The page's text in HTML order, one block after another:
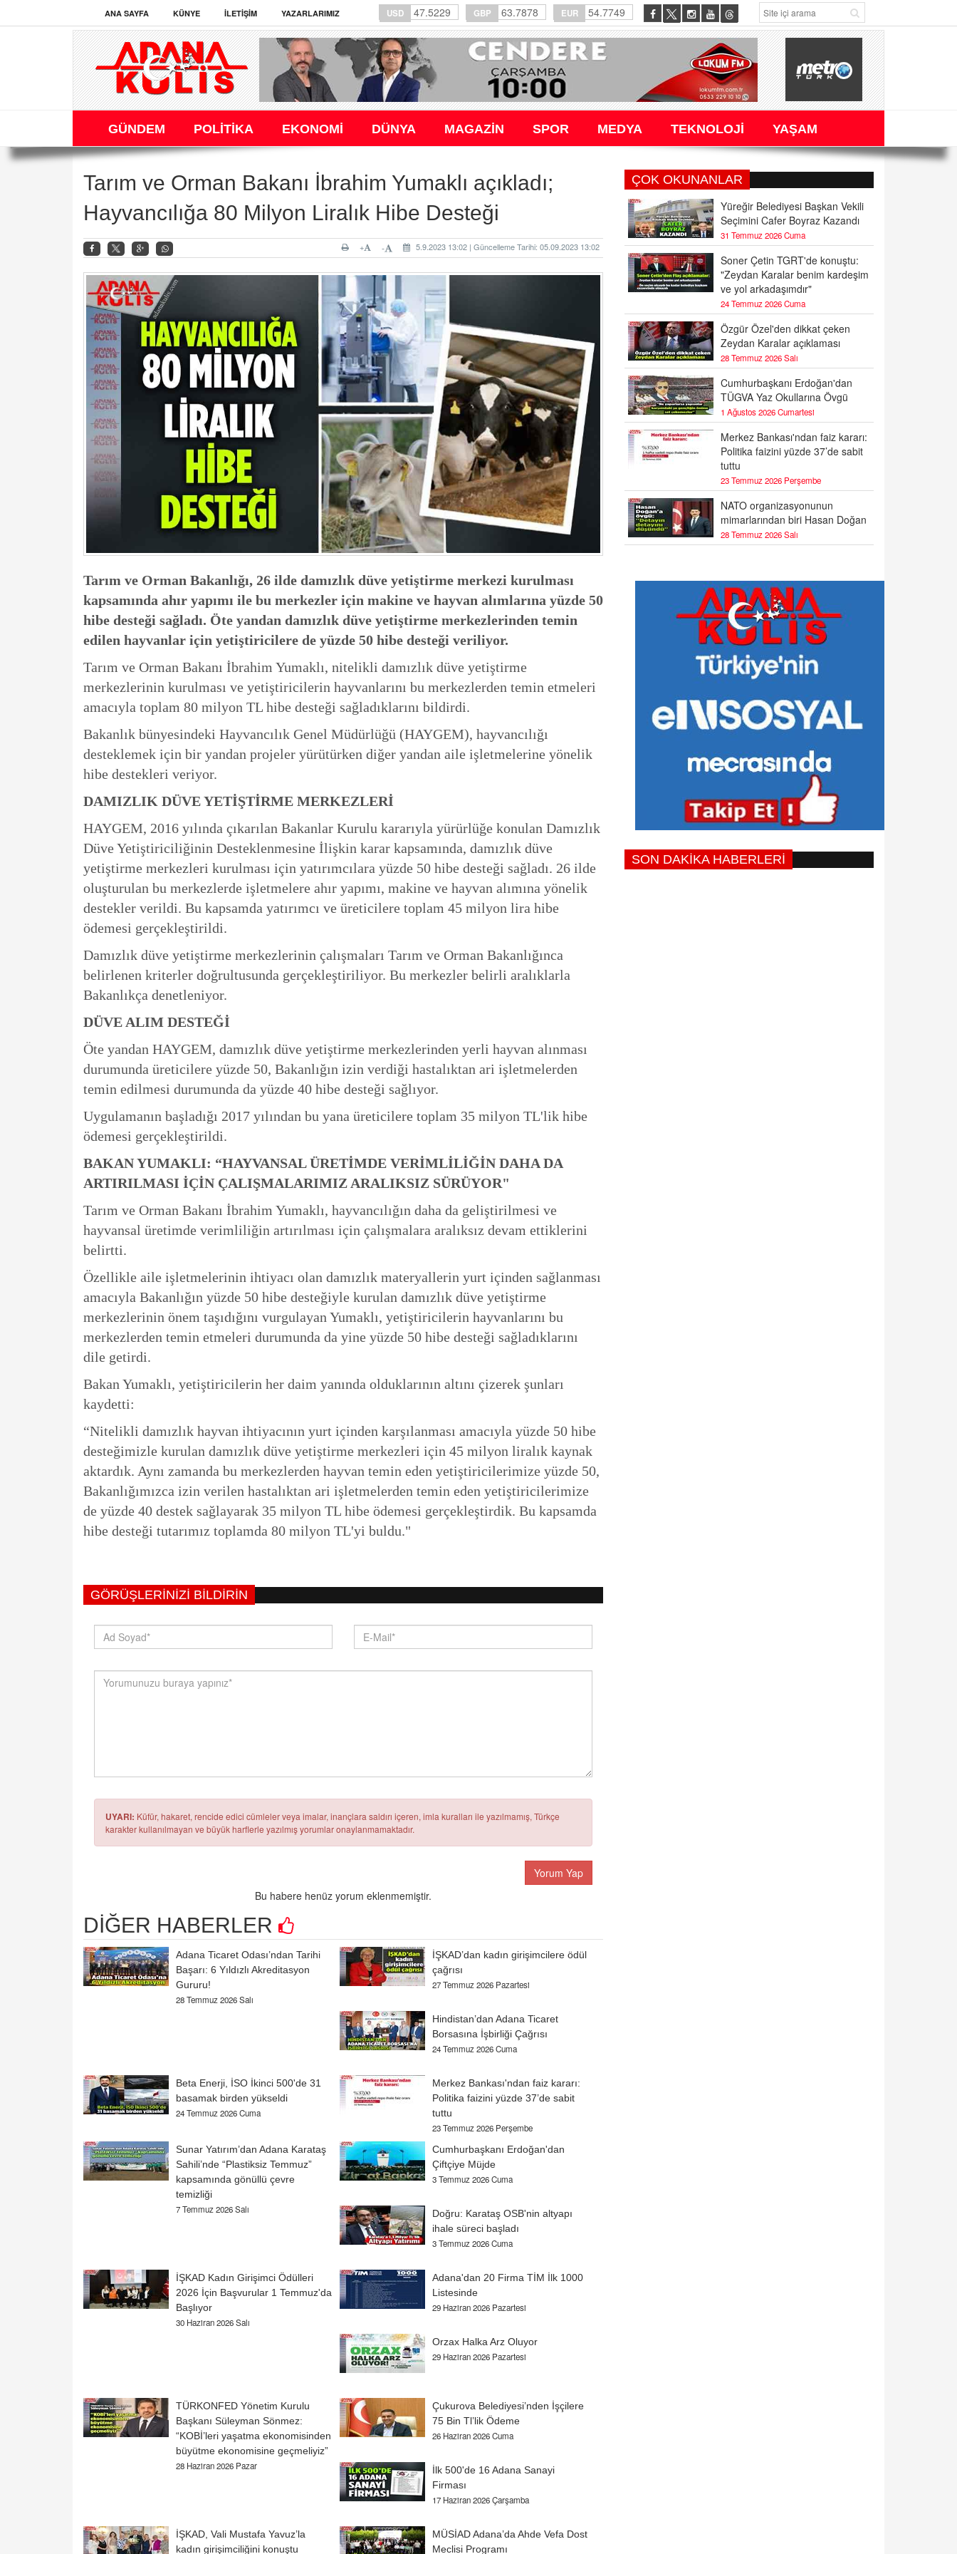
ANA SAYFA KÜNYE İLETIŞIM YAZARLARIMIZ USD 47.5229 GBP 63.7878 EUR 54.7749
GÜNDEM POLİTİKA EKONOMİ DÜNYA MAGAZİN SPOR MEDYA TEKNOLOJİ YAŞAM
Tarım ve Orman Bakanı İbrahim Yumaklı açıkladı;
Hayvancılığa 80 Milyon Liralık Hibe Desteği
5.9.2023 13:02 | Güncelleme Tarihi: 05.09.2023 13:02
-
+
Tarım ve Orman Bakanlığı, 26 ilde damızlık düve yetiştirme merkezi kurulması
kapsamında ahır yapımı ile bu merkezler için makine ve hayvan alımlarına yüzde 50
hibe desteği sağladı. Öte yandan damızlık düve yetiştirme merkezlerinden temin
edilen hayvanlar için yetiştiricilere de yüzde 50 hibe desteği veriliyor.
Tarım ve Orman Bakanı İbrahim Yumaklı, nitelikli damızlık düve yetiştirme
merkezlerinin kurulması ve yetiştiricilerin hayvanlarını bu merkezlerden temin etmeleri
amacıyla toplam 80 milyon TL hibe desteği sağladıklarını bildirdi.
Bakanlık bünyesindeki Hayvancılık Genel Müdürlüğü (HAYGEM), hayvancılığı
desteklemek için bir yandan projeler yürütürken diğer yandan aile işletmelerine yönelik
hibe destekleri veriyor.
DAMIZLIK DÜVE YETİŞTİRME MERKEZLERİ
HAYGEM, 2016 yılında çıkarılan Bakanlar Kurulu kararıyla yürürlüğe konulan Damızlık
Düve Yetiştiriciliğinin Desteklenmesine İlişkin karar kapsamında, damızlık düve
yetiştirme merkezleri kurulması için yatırımcılara yüzde 50 hibe desteği sağladı. 26 ilde
oluşturulan bu merkezlerde işletmelere ahır yapımı, makine ve hayvan alımına yönelik
destekler verildi. Bu kapsamda yatırımcı ve üreticilere toplam 45 milyon lira hibe
ödemesi gerçekleştirildi.
Damızlık düve yetiştirme merkezlerinin çalışmaları Tarım ve Orman Bakanlığınca
belirlenen kriterler doğrultusunda gerçekleştiriliyor. Bu merkezler belirli aralıklarla
Bakanlıkça denetleniyor.
DÜVE ALIM DESTEĞİ
Öte yandan HAYGEM, damızlık düve yetiştirme merkezlerinden yerli hayvan alınması
durumunda üreticilere yüzde 50, Bakanlığın izin verdiği hastalıktan ari işletmelerden
temin edilmesi durumunda da yüzde 40 hibe desteği sağlıyor.
Uygulamanın başladığı 2017 yılından bu yana üreticilere toplam 35 milyon TL'lik hibe
ödemesi gerçekleştirildi.
BAKAN YUMAKLI: “HAYVANSAL ÜRETİMDE VERİMLİLİĞİN DAHA DA
ARTIRILMASI İÇİN ÇALIŞMALARIMIZ ARALIKSIZ SÜRÜYOR"
Tarım ve Orman Bakanı İbrahim Yumaklı, hayvancılığın daha da geliştirilmesi ve
hayvansal üretimde verimliliğin artırılması için çalışmalara aralıksız devam ettiklerini
belirtti.
Özellikle aile işletmelerinin ihtiyacı olan damızlık materyallerin yurt içinden sağlanması
amacıyla Bakanlığın yüzde 50 hibe desteğiyle kurulan damızlık düve yetiştirme
merkezlerinin önem taşıdığını vurgulayan Yumaklı, yetiştiricilerin hayvanlarını bu
merkezlerden temin etmeleri durumunda da yine yüzde 50 hibe desteği sağladıklarını
dile getirdi.
Bakan Yumaklı, yetiştiricilerin her daim yanında olduklarının altını çizerek şunları
kaydetti:
“Nitelikli damızlık hayvan ihtiyacının yurt içinden karşılanması amacıyla yüzde 50 hibe
desteğimizle kurulan damızlık düve yetiştirme merkezleri için 45 milyon liralık kaynak
aktardık. Aynı zamanda bu merkezlerden hayvan temin eden yetiştiricilerimize yüzde 50,
Bakanlığımızca izin verilen hastalıktan ari işletmelerden temin eden yetiştiricilerimize
de yüzde 40 destek sağlayarak 35 milyon TL hibe ödemesi gerçekleştirdik. Bu kapsamda
hibe desteği tutarımız toplamda 80 milyon TL'yi buldu."
GÖRÜŞLERINIZI BILDIRIN
UYARI: Küfür, hakaret, rencide edici cümleler veya imalar, inançlara saldırı içeren, imla kuralları ile yazılmamış, Türkçe
karakter kullanılmayan ve büyük harflerle yazılmış yorumlar onaylanmamaktadır.
Yorum Yap
Bu habere henüz yorum eklenmemiştir.
DİĞER HABERLER
‎Adana Ticaret Odası’ndan Tarihi
Başarı: 6 Yıldızlı Akreditasyon
Gururu!
28 Temmuz 2026 Salı
İŞKAD’dan kadın girişimcilere ödül
çağrısı
27 Temmuz 2026 Pazartesi
Hindistan’dan Adana Ticaret
Borsasına İşbirliği Çağrısı
24 Temmuz 2026 Cuma
Beta Enerji, İSO İkinci 500'de 31
basamak birden yükseldi
24 Temmuz 2026 Cuma
Merkez Bankası'ndan faiz kararı:
Politika faizini yüzde 37’de sabit
tuttu
23 Temmuz 2026 Perşembe
Sunar Yatırım’dan Adana Karataş
Sahili’nde “Plastiksiz Temmuz”
kapsamında gönüllü çevre
temizliği
7 Temmuz 2026 Salı
Cumhurbaşkanı Erdoğan'dan
Çiftçiye Müjde
3 Temmuz 2026 Cuma
Doğru: Karataş OSB'nin altyapı
ihale süreci başladı
3 Temmuz 2026 Cuma
İŞKAD Kadın Girişimci Ödülleri
2026 İçin Başvurular 1 Temmuz'da
Başlıyor
30 Haziran 2026 Salı
Adana'dan 20 Firma TİM İlk 1000
Listesinde
29 Haziran 2026 Pazartesi
Orzax Halka Arz Oluyor
29 Haziran 2026 Pazartesi
TÜRKONFED Yönetim Kurulu
Başkanı Süleyman Sönmez:
“KOBİ’leri yaşatma ekonomisinden
büyütme ekonomisine geçmeliyiz”
28 Haziran 2026 Pazar
Çukurova Belediyesi’nden İşçilere
75 Bin Tl’lik Ödeme
26 Haziran 2026 Cuma
İlk 500'de 16 Adana Sanayi
Firması
17 Haziran 2026 Çarşamba
İŞKAD, Vali Mustafa Yavuz’la
kadın girişimciliğini konuştu
MÜSİAD Adana’da Ahde Vefa Dost
Meclisi Programı
ÇOK OKUNANLAR
Yüreğir Belediyesi Başkan Vekili
Seçimini Cafer Boyraz Kazandı
31 Temmuz 2026 Cuma
Soner Çetin TGRT'de konuştu:
"Zeydan Karalar benim kardeşim
ve yol arkadaşımdır"
24 Temmuz 2026 Cuma
Özgür Özel'den dikkat çeken
Zeydan Karalar açıklaması
28 Temmuz 2026 Salı
Cumhurbaşkanı Erdoğan'dan
TÜGVA Yaz Okullarına Övgü
1 Ağustos 2026 Cumartesi
Merkez Bankası'ndan faiz kararı:
Politika faizini yüzde 37’de sabit
tuttu
23 Temmuz 2026 Perşembe
NATO organizasyonunun
mimarlarından biri Hasan Doğan
28 Temmuz 2026 Salı
SON DAKİKA HABERLERİ